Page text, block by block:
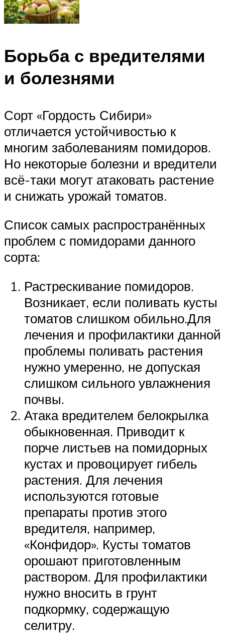
Борьба с вредителями
и болезнями
Сорт «Гордость Сибири»
отличается устойчивостью к
многим заболеваниям помидоров.
Но некоторые болезни и вредители
всё-таки могут атаковать растение
и снижать урожай томатов.
Список самых распространённых
проблем с помидорами данного
сорта:
Растрескивание помидоров.
Возникает, если поливать кусты
томатов слишком обильно.Для
лечения и профилактики данной
проблемы поливать растения
нужно умеренно, не допуская
слишком сильного увлажнения
почвы.
Атака вредителем белокрылка
обыкновенная. Приводит к
порче листьев на помидорных
кустах и провоцирует гибель
растения. Для лечения
используются готовые
препараты против этого
вредителя, например,
«Конфидор». Кусты томатов
орошают приготовленным
раствором. Для профилактики
нужно вносить в грунт
подкормку, содержащую
селитру.